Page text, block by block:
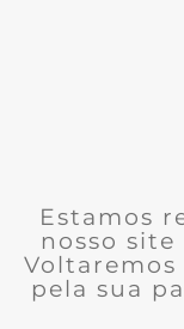
Estamos
nosso
Voltaremos
pela sua